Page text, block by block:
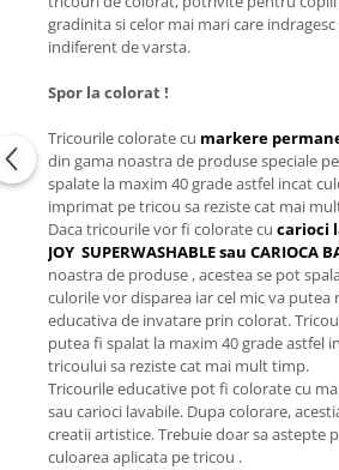
gradinita si celor mai mari care
indiferent de varsta.
Spor la colorat !
Tricourile colorate cu markere
din gama noastra de produse speciale
spalate la maxim 40 grade astfel incat
imprimat pe tricou sa reziste cat mai
Daca tricourile vor fi colorate cu carioci
JOY SUPERWASHABLE sau CARIOCA
noastra de produse , acestea se pot
culorile vor disparea iar cel mic va putea
educativa de invatare prin colorat.
putea fi spalat la maxim 40 grade astfel
tricoului sa reziste cat mai mult timp.
Tricourile educative pot fi colorate cu
sau carioci lavabile. Dupa colorare,
creatii artistice. Trebuie doar sa astepte
culoarea aplicata pe tricou .